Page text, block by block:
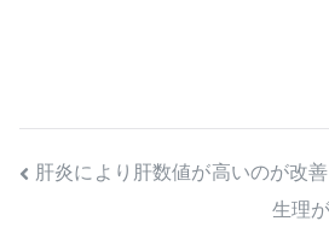
投肝炎により肝数値が高いのが改善
生理